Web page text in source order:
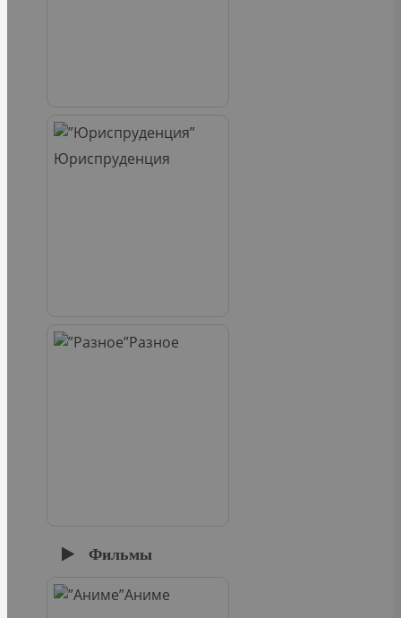
Юриспруденция
Разное
Фильмы
Аниме